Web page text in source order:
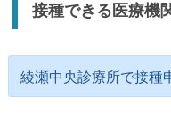
接種できる医療機
綾瀬中央診療所で接種